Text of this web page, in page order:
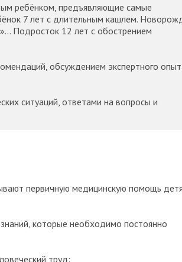
ребёнком, предъявляющие самые
7 лет с длительным кашлем.
Подросток 12 лет с обострением
обсуждением экспертного
ситуаций, ответами на вопросы и
первичную медицинскую помощь
которые необходимо постоянно
труд: